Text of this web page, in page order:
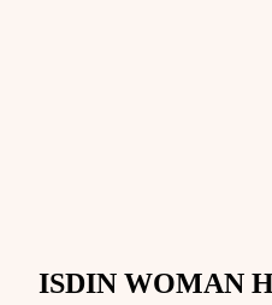
ISDIN WOMAN